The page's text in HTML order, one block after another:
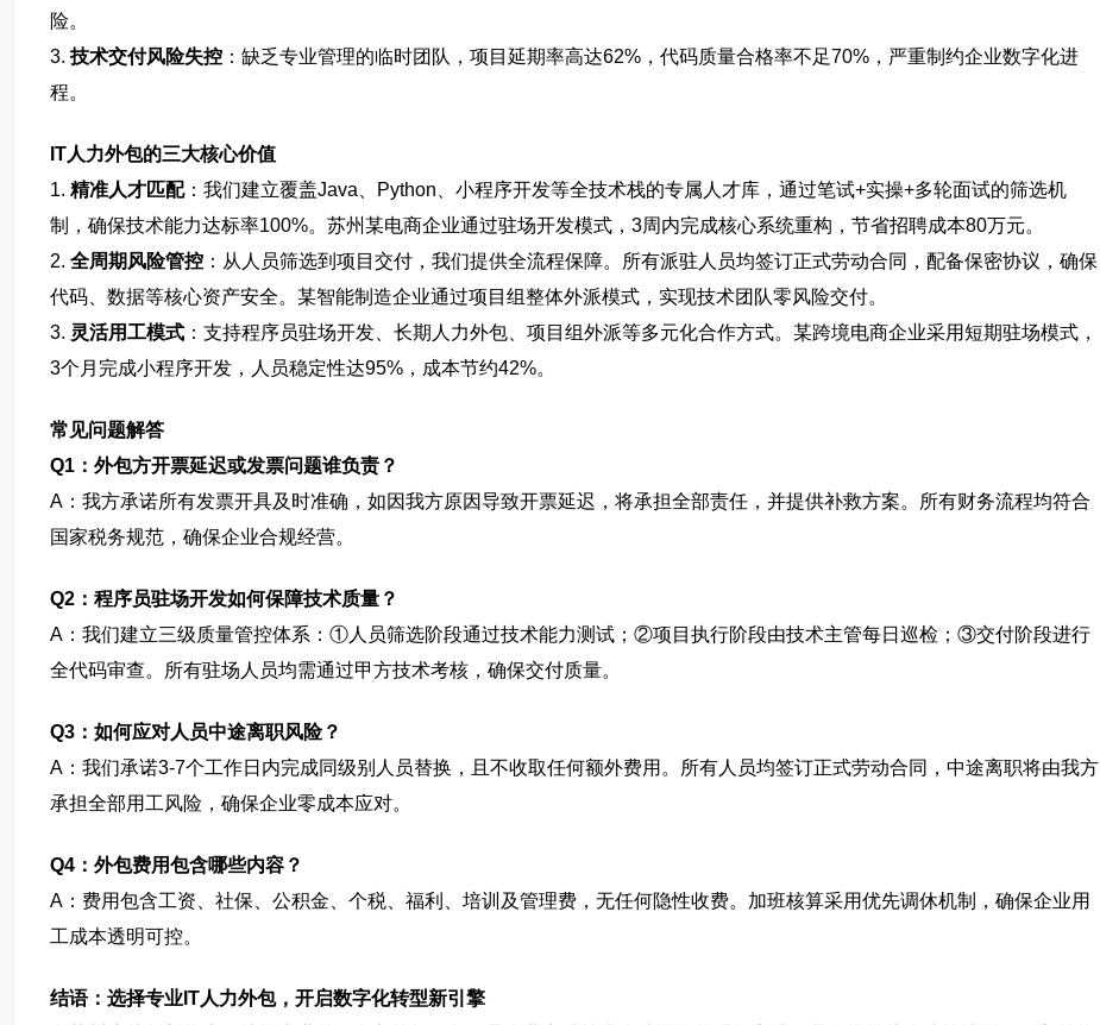
险。
3. 技术交付风险失控：缺乏专业管理的临时团队，项目延期率高达62%，代码质量合格率不足70%，严重制约企业数字化进
程。
IT人力外包的三大核心价值
1. 精准人才匹配：我们建立覆盖Java、Python、小程序开发等全技术栈的专属人才库，通过笔试+实操+多轮面试的筛选机
制，确保技术能力达标率100%。苏州某电商企业通过驻场开发模式，3周内完成核心系统重构，节省招聘成本80万元。
2. 全周期风险管控：从人员筛选到项目交付，我们提供全流程保障。所有派驻人员均签订正式劳动合同，配备保密协议，确保
代码、数据等核心资产安全。某智能制造企业通过项目组整体外派模式，实现技术团队零风险交付。
3. 灵活用工模式：支持程序员驻场开发、长期人力外包、项目组外派等多元化合作方式。某跨境电商企业采用短期驻场模式，
3个月完成小程序开发，人员稳定性达95%，成本节约42%。
常见问题解答
Q1：外包方开票延迟或发票问题谁负责？
A：我方承诺所有发票开具及时准确，如因我方原因导致开票延迟，将承担全部责任，并提供补救方案。所有财务流程均符合
国家税务规范，确保企业合规经营。
Q2：程序员驻场开发如何保障技术质量？
A：我们建立三级质量管控体系：①人员筛选阶段通过技术能力测试；②项目执行阶段由技术主管每日巡检；③交付阶段进行
全代码审查。所有驻场人员均需通过甲方技术考核，确保交付质量。
Q3：如何应对人员中途离职风险？
A：我们承诺3-7个工作日内完成同级别人员替换，且不收取任何额外费用。所有人员均签订正式劳动合同，中途离职将由我方
承担全部用工风险，确保企业零成本应对。
Q4：外包费用包含哪些内容？
A：费用包含工资、社保、公积金、个税、福利、培训及管理费，无任何隐性收费。加班核算采用优先调休机制，确保企业用
工成本透明可控。
结语：选择专业IT人力外包，开启数字化转型新引擎